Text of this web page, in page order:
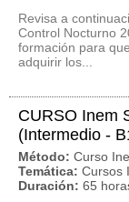
Revisa a
Control Nocturno
formación para
adquirir los...
CURSO Inem
(Intermedio -
Método: Curso
Temática: Cursos
Duración: 65